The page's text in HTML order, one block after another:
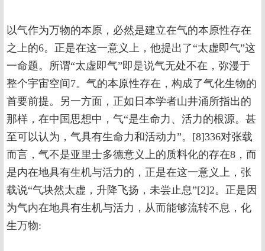
以气作为万物的本原，必然是建立在气的本原性存在
之上的6。正是在这一意义上，他提出了“太虚即气”这
一命题。所谓“太虚即气”即是说气无处不在，弥漫于
整个宇宙空间7。气的本原性存在，构成了气化生物的
首要前提。另一方面，正如日本学者山井涌所指出的
那样，在中国思想中，气“是生命力、活力的根源。甚
至可以认为，气具有生命力和活动力”。[8]336对张载
而言，气不是亚里士多德意义上的质料化的存在8，而
是内在地具有生机与活力的，正是在这一意义上，张
载说“气块然太虚，升降飞扬，未尝止息”[2]2。正是因
为气内在地具有生机与活力，从而能够流转不息，化
生万物: